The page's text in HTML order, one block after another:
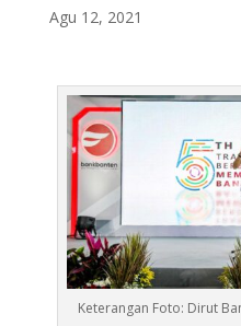
Agu 12, 2021
Keterangan Foto: Dirut